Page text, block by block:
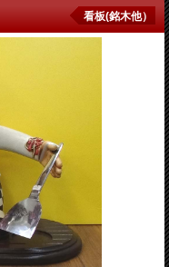
看板(銘木他）